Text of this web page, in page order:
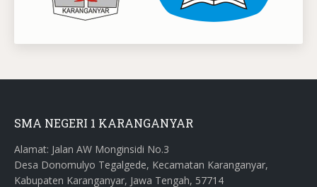
SMA NEGERI 1 KARANGANYAR
Alamat: Jalan AW Monginsidi No.3
Desa Donomulyo Tegalgede, Kecamatan Karanganyar,
Kabupaten Karanganyar, Jawa Tengah, 57714